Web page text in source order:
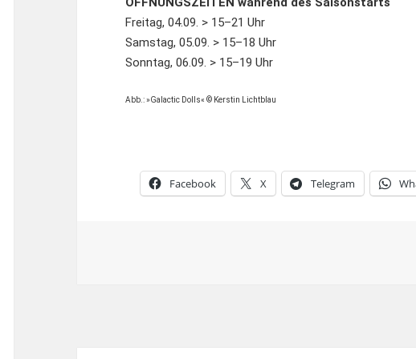
Freitag, 04.09. > 15–21 Uhr
Samstag, 05.09. > 15–18 Uhr
Sonntag, 06.09. > 15–19 Uhr
Abb.: »Galactic Dolls« © Kerstin Lichtblau
Facebook X Telegram